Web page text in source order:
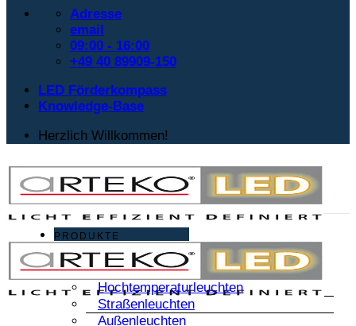
Adresse
email
09:00 - 16:00
+49 40 89909-150
LED Förderkompass
Knowledge-Base
Herzlich Willkommen!
PRODUKTE
Hochtemperaturleuchten
Straßenleuchten
Außenleuchten